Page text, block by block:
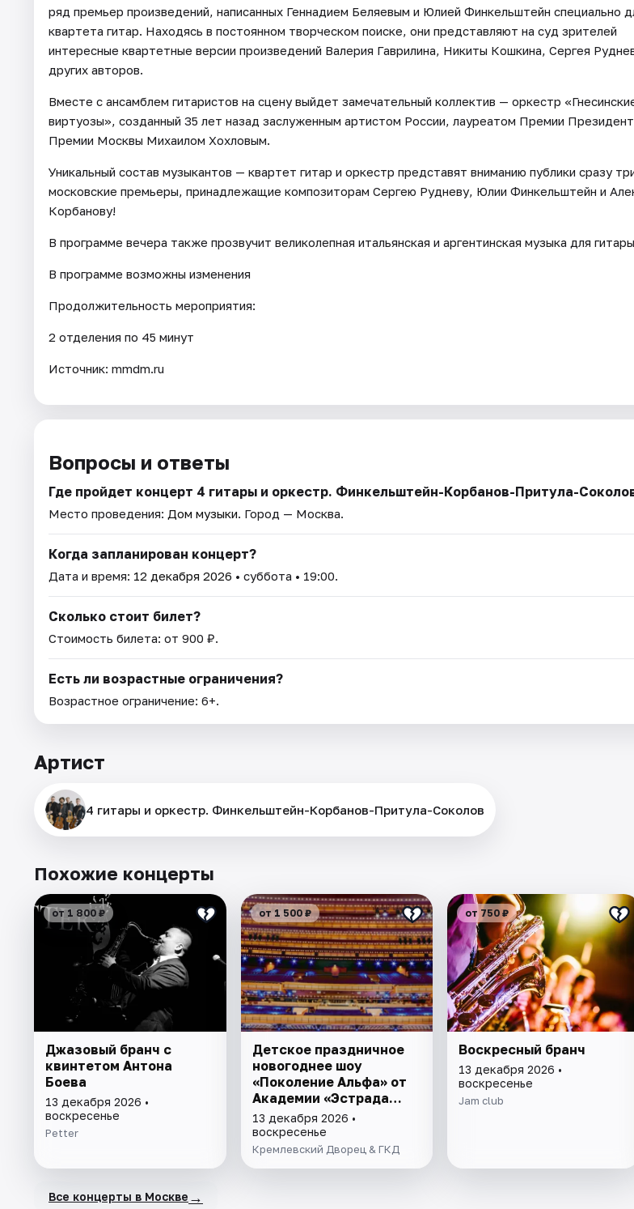
ряд премьер произведений, написанных Геннадием Беляевым и Юлией Финкельштейн специально
квартета гитар. Находясь в постоянном творческом поиске, они представляют на суд зрителей
интересные квартетные версии произведений Валерия Гаврилина, Никиты Кошкина, Сергея
других авторов.
Вместе с ансамблем гитаристов на сцену выйдет замечательный коллектив — оркестр
виртуозы», созданный 35 лет назад заслуженным артистом России, лауреатом Премии
Премии Москвы Михаилом Хохловым.
Уникальный состав музыкантов — квартет гитар и оркестр представят вниманию публики сразу
московские премьеры, принадлежащие композиторам Сергею Рудневу, Юлии Финкельштейн и
Корбанову!
В программе вечера также прозвучит великолепная итальянская и аргентинская музыка для
В программе возможны изменения
Продолжительность мероприятия:
2 отделения по 45 минут
Источник: mmdm.ru
Вопросы и ответы
Где пройдет концерт 4 гитары и оркестр. Финкельштейн-Корбанов-Притула-
Место проведения: Дом музыки. Город — Москва.
Когда запланирован концерт?
Дата и время: 12 декабря 2026 • суббота • 19:00.
Сколько стоит билет?
Стоимость билета: от 900 ₽.
Есть ли возрастные ограничения?
Возрастное ограничение: 6+.
Артист
4 гитары и оркестр. Финкельштейн-Корбанов-Притула-Соколов
Похожие концерты
от 1 800 ₽
Джазовый бранч с
квинтетом Антона
Боева
13 декабря 2026 •
воскресенье
Petter
от 1 500 ₽
Детское праздничное
новогоднее шоу
«Поколение Альфа» от
Академии «Эстрада
Тинс»
13 декабря 2026 •
воскресенье
Кремлевский Дворец & ГКД
от 750 ₽
Воскресный бранч
13 декабря 2026 •
воскресенье
Jam club
Все концерты в Москве →